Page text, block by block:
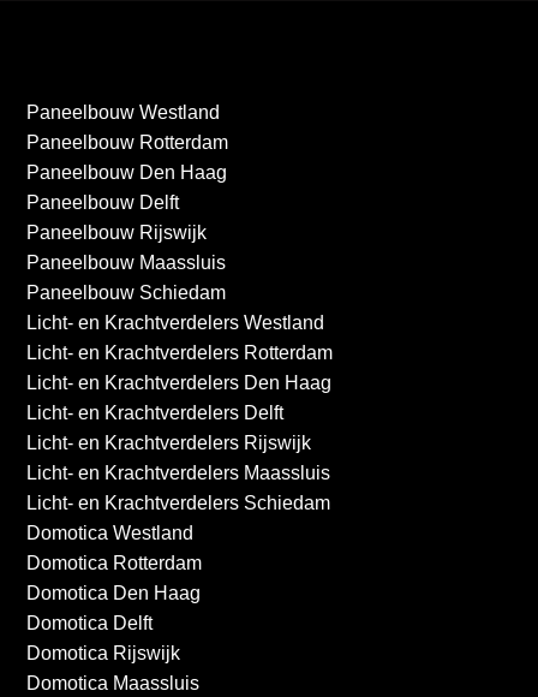
Paneelbouw Westland
Paneelbouw Rotterdam
Paneelbouw Den Haag
Paneelbouw Delft
Paneelbouw Rijswijk
Paneelbouw Maassluis
Paneelbouw Schiedam
Licht- en Krachtverdelers Westland
Licht- en Krachtverdelers Rotterdam
Licht- en Krachtverdelers Den Haag
Licht- en Krachtverdelers Delft
Licht- en Krachtverdelers Rijswijk
Licht- en Krachtverdelers Maassluis
Licht- en Krachtverdelers Schiedam
Domotica Westland
Domotica Rotterdam
Domotica Den Haag
Domotica Delft
Domotica Rijswijk
Domotica Maassluis